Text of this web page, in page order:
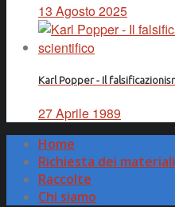
13 Agosto 2025
Karl Popper - Il
27 Aprile 1989
Home
Richiesta dei materiali
Raccolte
Chi siamo